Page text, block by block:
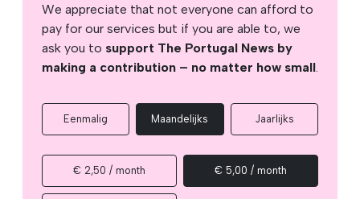
We appreciate that not everyone can afford to
pay for our services but if you are able to, we
ask you to support The Portugal News by
making a contribution – no matter how small.
Eenmalig Maandelijks Jaarlijks
€ 2,50 / month € 5,00 / month